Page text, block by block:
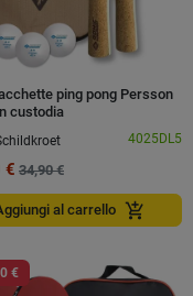
ping pong Persson
custodia
4025DL5
€ 34,90 €
al carrello add_shopping_cart
€